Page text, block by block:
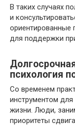
В таких случаях
и
ориентированные
для поддержки
психология
Со временем
инструментом для
жизни. Люди,
приоритеты